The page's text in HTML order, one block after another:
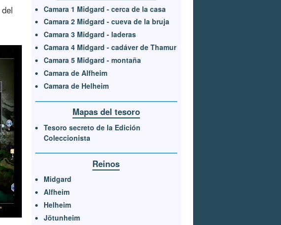
del
Camara 1 Midgard - cerca de la casa
Camara 2 Midgard - cueva de la bruja
Camara 3 Midgard - laderas
Camara 4 Midgard - cadáver de Thamur
Camara 5 Midgard - montaña
Camara de Alfheim
Camara de Helheim
Mapas del tesoro
Tesoro secreto de la Edición
Coleccionista
Reinos
Midgard
Alfheim
Helheim
Jötunheim